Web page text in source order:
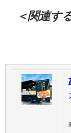
＜関連す